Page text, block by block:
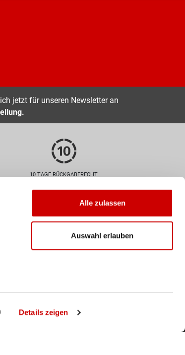
Details zeigen
Alle zulassen
Auswahl erlauben
jetzt für unseren Newsletter an
10 TAGE RÜCKGABERECHT
Schweizer Post versendet. Ab
CHF ist der Versand
innerhalb der Schweiz